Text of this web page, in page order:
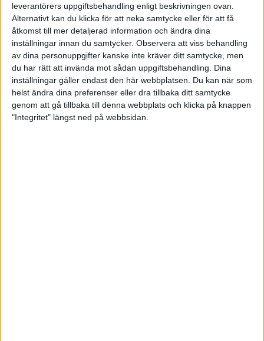
leverantörers uppgiftsbehandling enligt beskrivningen ovan.
Alternativt kan du klicka för att neka samtycke eller för att få
åtkomst till mer detaljerad information och ändra dina
inställningar innan du samtycker. Observera att viss behandling
av dina personuppgifter kanske inte kräver ditt samtycke, men
du har rätt att invända mot sådan uppgiftsbehandling. Dina
inställningar gäller endast den här webbplatsen. Du kan när som
helst ändra dina preferenser eller dra tillbaka ditt samtycke
genom att gå tillbaka till denna webbplats och klicka på knappen
"Integritet" längst ned på webbsidan.